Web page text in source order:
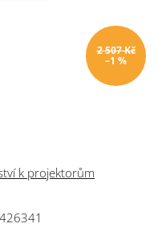
2 507 Kč
–1 %
k projektorům